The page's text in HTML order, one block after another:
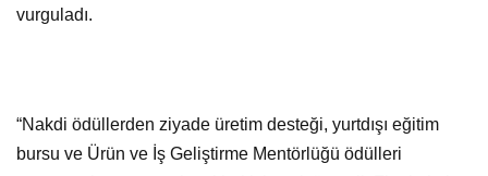
vurguladı.
“Nakdi ödüllerden ziyade üretim desteği, yurtdışı eğitim
bursu ve Ürün ve İş Geliştirme Mentörlüğü ödülleri